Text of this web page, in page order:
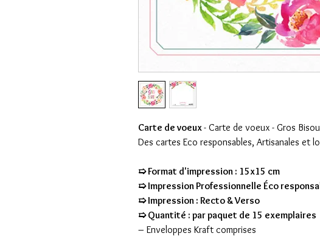
Carte de voeux- Carte de voeux - Gros
Des cartes Eco responsables, Artisanales et
➯ Format d'impression : 15x15 cm
➯ Impression Professionnelle Éco
➯ Impression : Recto & Verso
➯ Quantité : par paquet de 15 exemplaires
– Enveloppes Kraft comprises